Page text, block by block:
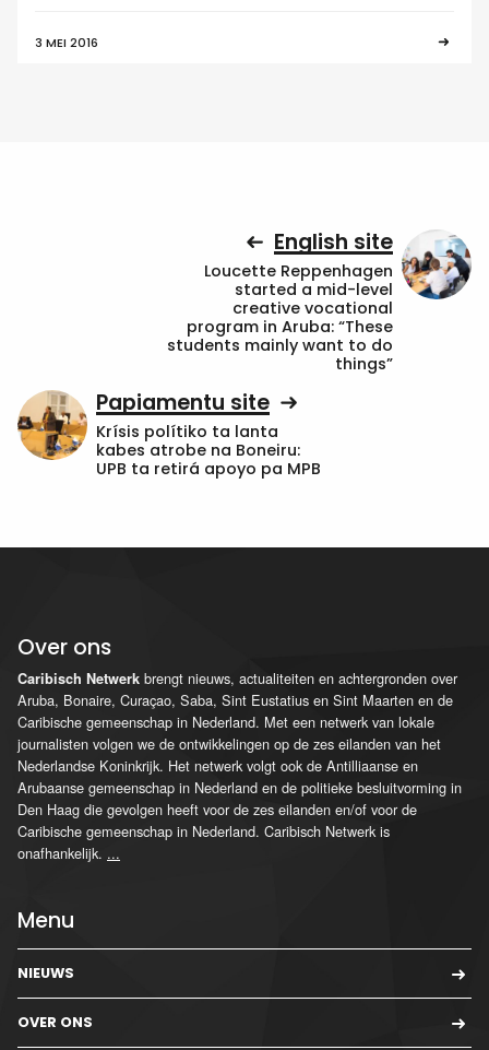
3 MEI 2016
English site
Loucette Reppenhagen
started a mid-level
creative vocational
program in Aruba: “These
students mainly want to do
things”
Papiamentu site
Krísis polítiko ta lanta
kabes atrobe na Boneiru:
UPB ta retirá apoyo pa MPB
Over ons
Caribisch Netwerk brengt nieuws, actualiteiten en achtergronden over
Aruba, Bonaire, Curaçao, Saba, Sint Eustatius en Sint Maarten en de
Caribische gemeenschap in Nederland. Met een netwerk van lokale
journalisten volgen we de ontwikkelingen op de zes eilanden van het
Nederlandse Koninkrijk. Het netwerk volgt ook de Antilliaanse en
Arubaanse gemeenschap in Nederland en de politieke besluitvorming in
Den Haag die gevolgen heeft voor de zes eilanden en/of voor de
Caribische gemeenschap in Nederland. Caribisch Netwerk is
onafhankelijk. ...
Menu
NIEUWS
OVER ONS